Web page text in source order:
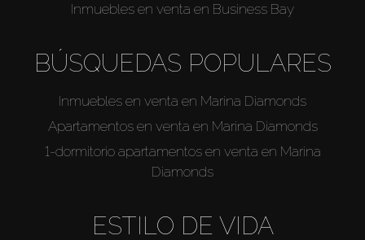
Inmuebles en venta en Business Bay
BÚSQUEDAS POPULARES
Inmuebles en venta en Marina Diamonds
Apartamentos en venta en Marina Diamonds
1-dormitorio apartamentos en venta en Marina
Diamonds
ESTILO DE VIDA